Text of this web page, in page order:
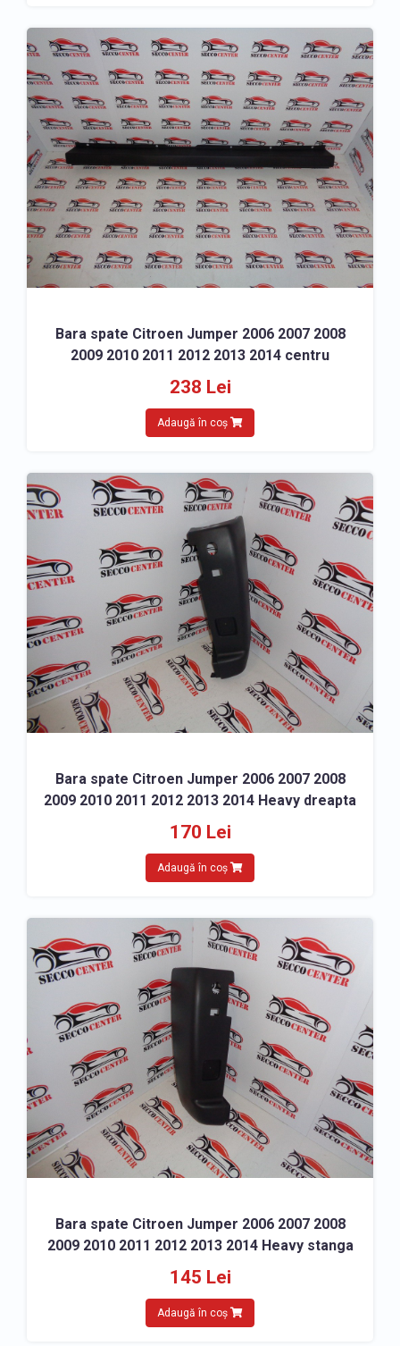
Bara spate Citroen Jumper 2006 2007 2008
2009 2010 2011 2012 2013 2014 centru
238 Lei
Adaugă în coș
Bara spate Citroen Jumper 2006 2007 2008
2009 2010 2011 2012 2013 2014 Heavy dreapta
170 Lei
Adaugă în coș
Bara spate Citroen Jumper 2006 2007 2008
2009 2010 2011 2012 2013 2014 Heavy stanga
145 Lei
Adaugă în coș